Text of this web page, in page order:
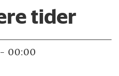
tider
- 00:00